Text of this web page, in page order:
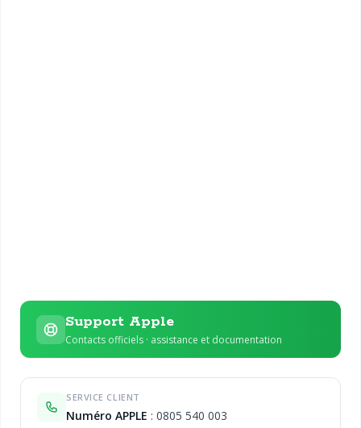
Support Apple
Contacts officiels · assistance et documentation
SERVICE CLIENT
Numéro APPLE : 0805 540 003